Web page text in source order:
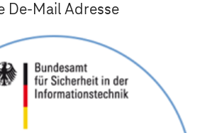
De-Mail Adresse